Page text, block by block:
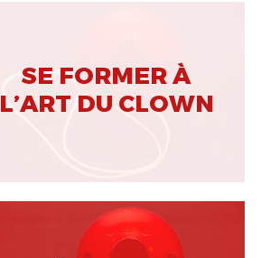
SE FORMER À
L’ART DU CLOWN